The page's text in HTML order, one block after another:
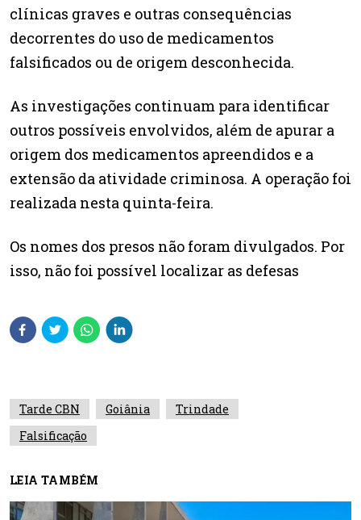
clínicas graves e outras consequências
decorrentes do uso de medicamentos
falsificados ou de origem desconhecida.
As investigações continuam para identificar
outros possíveis envolvidos, além de apurar a
origem dos medicamentos apreendidos e a
extensão da atividade criminosa. A operação foi
realizada nesta quinta-feira.
Os nomes dos presos não foram divulgados. Por
isso, não foi possível localizar as defesas
Tarde CBN Goiânia
Trindade
Falsificação
LEIA TAMBÉM